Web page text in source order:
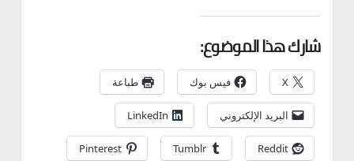
شارك هذا الموضوع:
X فيس بوك طباعة
البريد الإلكتروني LinkedIn
Reddit
Tumblr
Pinterest